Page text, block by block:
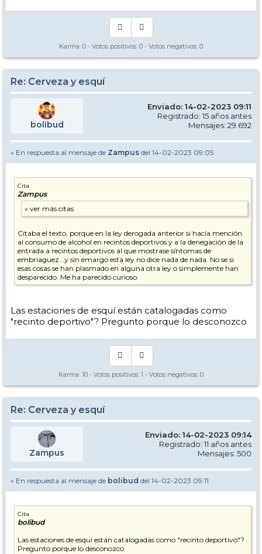
Karma: 0 - Votos positivos: 0 - Votos negativos: 0
Re: Cerveza y esquí
bolibud
Enviado: 14-02-2023 09:11
Registrado: 15 años antes
Mensajes: 29.692
» En respuesta al mensaje de Zampus del 14-02-2023 09:05
Cita
Zampus
Citaba el texto, porque en la ley derogada anterior si hacía mención
al consumo de alcohol en recintos deportivos y a la denegación de la
entrada a recintos deportivos al que mostrase síntomas de
embriaguez...y sin emargo esta ley no dice nada de nada. No se si
esas cosas se han plasmado en alguna otra ley o simplemente han
desparecido. Me ha parecido curioso.
Las estaciones de esquí están catalogadas como
"recinto deportivo"? Pregunto porque lo desconozco
Karma: 10 - Votos positivos: 1 - Votos negativos: 0
Re: Cerveza y esquí
Zampus
Enviado: 14-02-2023 09:14
Registrado: 11 años antes
Mensajes: 500
» En respuesta al mensaje de bolibud del 14-02-2023 09:11
Cita
bolibud
Las estaciones de esquí están catalogadas como "recinto deportivo"?
Pregunto porque lo desconozco